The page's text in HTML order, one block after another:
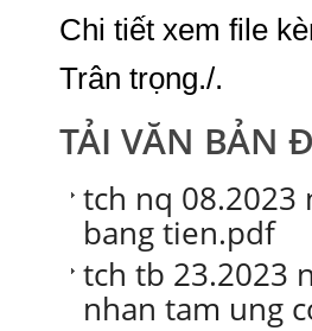
Chi tiết xem file
Trân trọng./.
TẢI VĂN BẢN
tch nq 08.2023
bang tien.pdf
tch tb 23.2023
nhan tam ung